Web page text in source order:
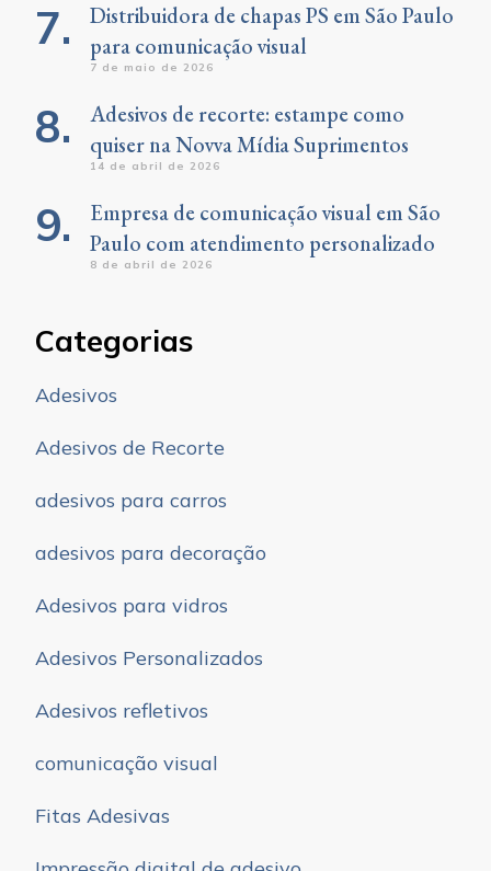
Distribuidora de chapas PS em São Paulo
para comunicação visual
7 de maio de 2026
Adesivos de recorte: estampe como
quiser na Novva Mídia Suprimentos
14 de abril de 2026
Empresa de comunicação visual em São
Paulo com atendimento personalizado
8 de abril de 2026
Categorias
Adesivos
Adesivos de Recorte
adesivos para carros
adesivos para decoração
Adesivos para vidros
Adesivos Personalizados
Adesivos refletivos
comunicação visual
Fitas Adesivas